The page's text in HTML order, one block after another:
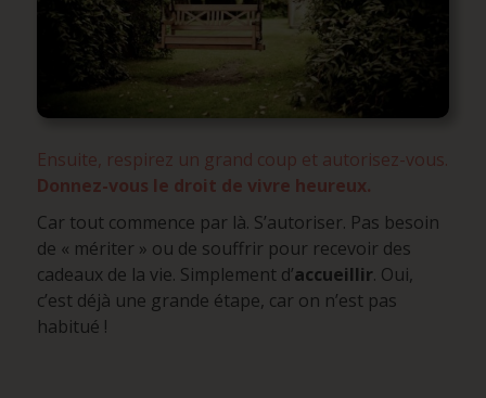
Ensuite, respirez un grand coup et autorisez-vous.
Donnez-vous le droit de vivre heureux.
Car tout commence par là. S’autoriser. Pas besoin
de « mériter » ou de souffrir pour recevoir des
cadeaux de la vie. Simplement d’accueillir. Oui,
c’est déjà une grande étape, car on n’est pas
habitué !